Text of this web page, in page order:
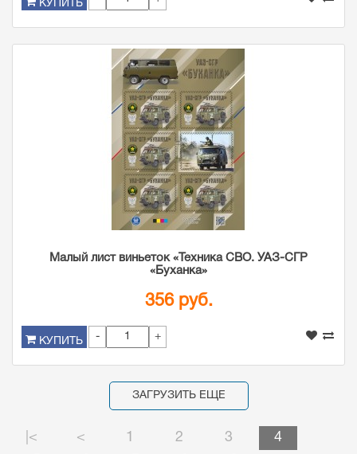
КУПИТЬ
Малый лист виньеток «Техника СВО. УАЗ-СГР
«Буханка»
356 руб.
КУПИТЬ - +
ЗАГРУЗИТЬ ЕЩЕ
|< < 1 2 3
4